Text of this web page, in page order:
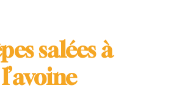
salées à
l’avoine